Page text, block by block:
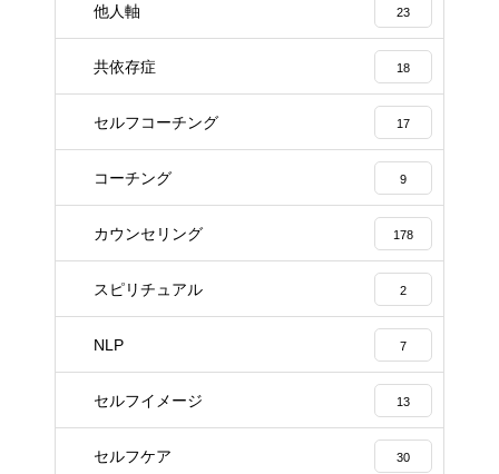
他人軸 23
共依存症 18
セルフコーチング 17
コーチング 9
カウンセリング 178
スピリチュアル 2
NLP 7
セルフイメージ 13
セルフケア 30